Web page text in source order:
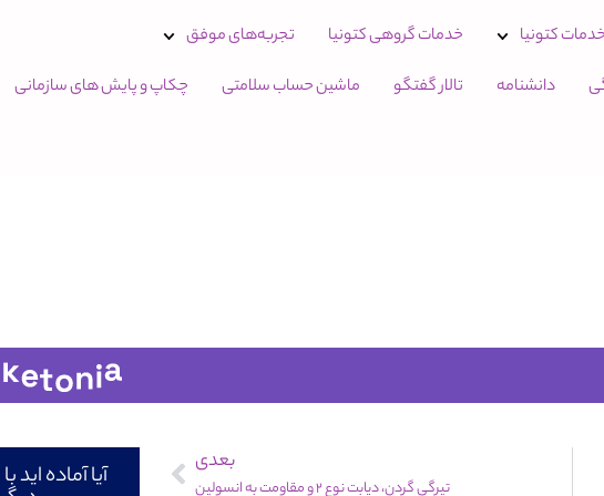
خدمات کتونیا خدمات گروهی کتونیا
تجربه‌های موفق
دانشنامه تالار گفتگو ماشین حساب سلامتی
چکاپ و پایش های سازمانی
بعدی
تیرگی گردن، دیابت نوع 2 و مقاومت به انسولین آیا آماده